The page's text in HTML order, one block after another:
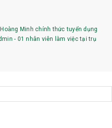
Minh chính thức tuyển dụng
- 01 nhân viên làm việc tại trụ